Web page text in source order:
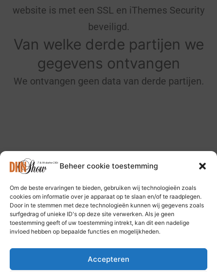
Beheer cookie toestemming
Om de beste ervaringen te bieden, gebruiken wij technologieën zoals
cookies om informatie over je apparaat op te slaan en/of te raadplegen.
Door in te stemmen met deze technologieën kunnen wij gegevens zoals
surfgedrag of unieke ID's op deze site verwerken. Als je geen
toestemming geeft of uw toestemming intrekt, kan dit een nadelige
invloed hebben op bepaalde functies en mogelijkheden.
Accepteren
website is met een SSL en iThemes Security
beveiligd.
Van welke derde partijen we
gegevens ontvangen
We ontvangen geen data van derde partijen.
Volg ons op: Bluesky Social Media